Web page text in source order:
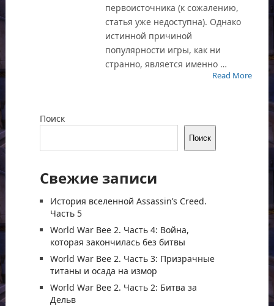
первоисточника (к сожалению,
статья уже недоступна). Однако
истинной причиной
популярности игры, как ни
странно, является именно …
Read More
Поиск
Поиск
Свежие записи
История вселенной Assassin’s Creed.
Часть 5
World War Bee 2. Часть 4: Война,
которая закончилась без битвы
World War Bee 2. Часть 3: Призрачные
титаны и осада на измор
World War Bee 2. Часть 2: Битва за
Дельв